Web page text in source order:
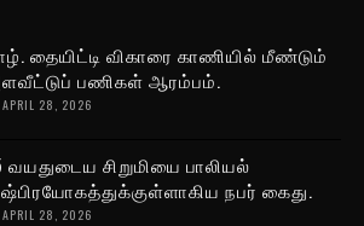
தையிட்டி விகாரை காணியில் மீண்டும்
பணிகள் ஆரம்பம்.
APRIL 28, 2026
வயதுடைய சிறுமியை பாலியல்
நபர் கைது.
APRIL 28, 2026